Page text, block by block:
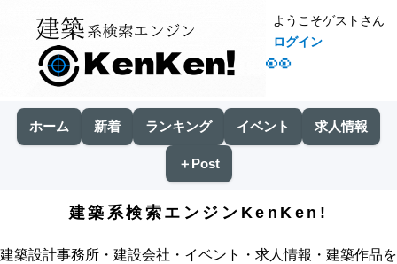
👀
ようこそゲストさん
ログイン
ホーム 新着 ランキング イベント 求人情報
＋Post
建築系検索エンジンKenKen!
建築設計事務所・建設会社・イベント・求人情報・建築作品を